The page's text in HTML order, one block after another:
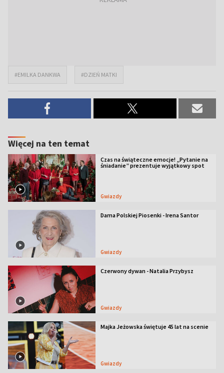
#EMILKA DANKWA #DZIEŃ MATKI
Więcej na ten temat
Czas na świąteczne emocje! „Pytanie na
śniadanie” prezentuje wyjątkowy spot
Gwiazdy
Dama Polskiej Piosenki - Irena Santor
Gwiazdy
Czerwony dywan - Natalia Przybysz
Gwiazdy
Majka Jeżowska świętuje 45 lat na scenie
Gwiazdy